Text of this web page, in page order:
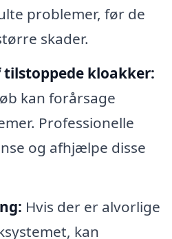
problemer, før de
skader.
tilstoppede kloakker:
kan forårsage
Professionelle
og afhjælpe disse
Hvis der er alvorlige
kan